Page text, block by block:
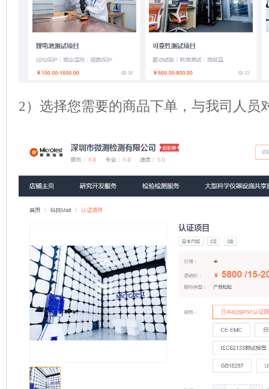
2）选择您需要的商品下单，与我司人员